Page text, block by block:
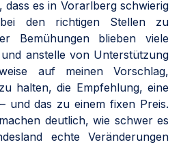
dass es in Vorarlberg schwierig
den richtigen Stellen zu
Bemühungen blieben viele
anstelle von Unterstützung
auf meinen Vorschlag,
halten, die Empfehlung, eine
und das zu einem fixen Preis.
deutlich, wie schwer es
echte Veränderungen